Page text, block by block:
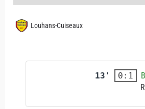
Louhans-Cuiseaux
13' 0:1